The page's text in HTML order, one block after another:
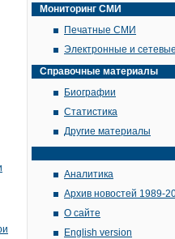
Мониторинг СМИ
Печатные СМИ
Электронные и
Справочные материалы
Биографии
Статистика
Другие материалы
Аналитика
Архив новостей 1989-
О сайте
English version